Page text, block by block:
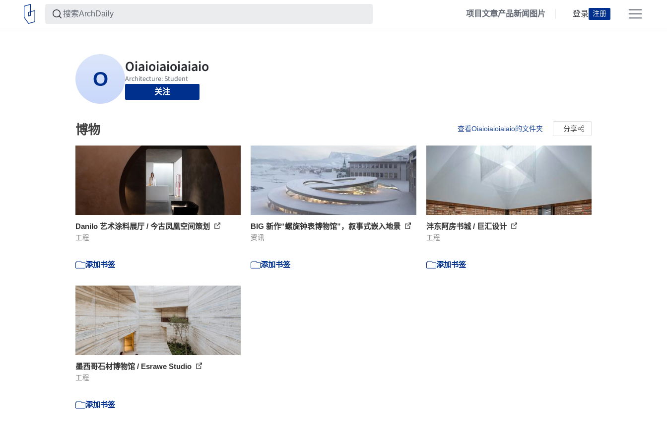
项目文章产品新闻 图片 登录 注册
关注
博物 查看Oiaioiaioiaiaio的文件夹 分享
Danilo 艺术涂料展厅 / 今古凤凰空间策划
工程
添加书签
BIG 新作“螺旋钟表博物馆”，叙事式嵌入地景
资讯
添加书签
沣东阿房书城 / 巨汇设计
工程
添加书签
墨西哥石材博物馆 / Esrawe Studio
工程
添加书签